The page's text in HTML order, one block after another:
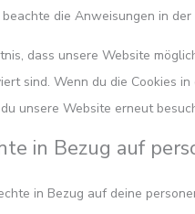
die Anweisungen in
dass unsere Website
sind. Wenn du die Cookies
unsere Website erneut
in Bezug auf
in Bezug auf deine